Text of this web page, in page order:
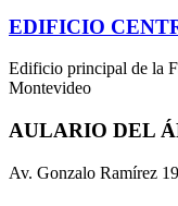
EDIFICIO
Edificio principal de la
Montevideo
AULARIO DEL
Av. Gonzalo Ramírez